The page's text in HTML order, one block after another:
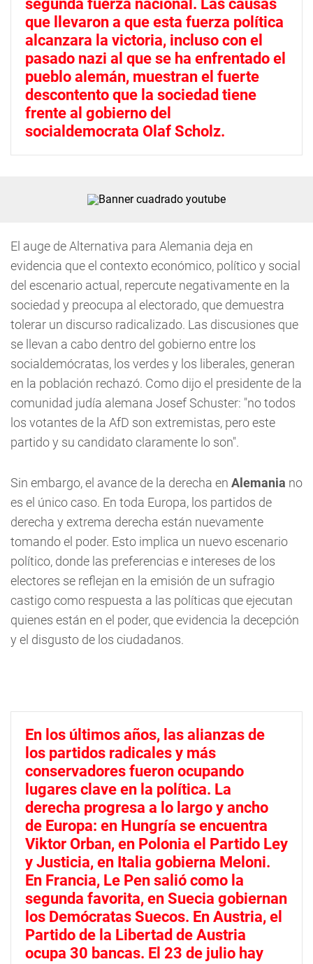
segunda fuerza nacional. Las causas
que llevaron a que esta fuerza política
alcanzara la victoria, incluso con el
pasado nazi al que se ha enfrentado el
pueblo alemán, muestran el fuerte
descontento que la sociedad tiene
frente al gobierno del
socialdemocrata Olaf Scholz.
El auge de Alternativa para Alemania deja en
evidencia que el contexto económico, político y social
del escenario actual, repercute negativamente en la
sociedad y preocupa al electorado, que demuestra
tolerar un discurso radicalizado. Las discusiones que
se llevan a cabo dentro del gobierno entre los
socialdemócratas, los verdes y los liberales, generan
en la población rechazó. Como dijo el presidente de la
comunidad judía alemana Josef Schuster: "no todos
los votantes de la AfD son extremistas, pero este
partido y su candidato claramente lo son".
Sin embargo, el avance de la derecha en Alemania no
es el único caso. En toda Europa, los partidos de
derecha y extrema derecha están nuevamente
tomando el poder. Esto implica un nuevo escenario
político, donde las preferencias e intereses de los
electores se reflejan en la emisión de un sufragio
castigo como respuesta a las políticas que ejecutan
quienes están en el poder, que evidencia la decepción
y el disgusto de los ciudadanos.
En los últimos años, las alianzas de
los partidos radicales y más
conservadores fueron ocupando
lugares clave en la política. La
derecha progresa a lo largo y ancho
de Europa: en Hungría se encuentra
Viktor Orban, en Polonia el Partido Ley
y Justicia, en Italia gobierna Meloni.
En Francia, Le Pen salió como la
segunda favorita, en Suecia gobiernan
los Demócratas Suecos. En Austria, el
Partido de la Libertad de Austria
ocupa 30 bancas. El 23 de julio hay